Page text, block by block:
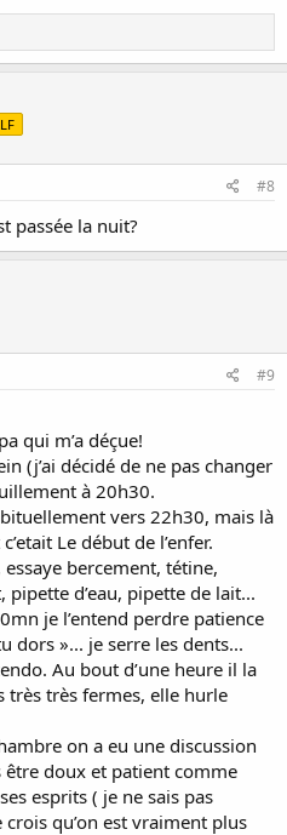
#8
passée la nuit?
#9
qui m’a déçue!
(j’ai décidé de ne pas changer
à 20h30.
vers 22h30, mais là
Le début de l’enfer.
bercement, tétine,
d’eau, pipette de lait...
je l’entend perdre patience
dors »... je serre les dents...
Au bout d’une heure il la
très très fermes, elle hurle
on a eu une discussion
être doux et patient comme
esprits ( je ne sais pas
qu’on est vraiment plus